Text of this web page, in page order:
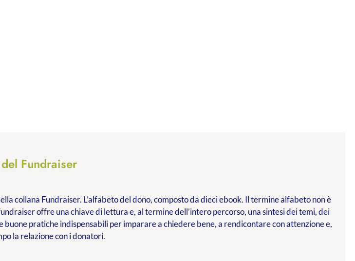
Fundraiser
collana Fundraiser. L’alfabeto del dono, composto da dieci ebook. Il termine alfabeto non è
offre una chiave di lettura e, al termine dell’intero percorso, una sintesi dei temi, dei
buone pratiche indispensabili per imparare a chiedere bene, a rendicontare con attenzione e,
la relazione con i donatori.